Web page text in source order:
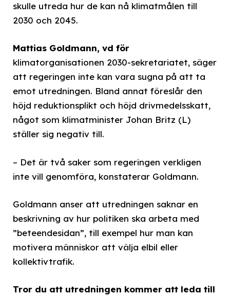
skulle utreda hur de kan nå klimatmålen till
2030 och 2045.
Mattias Goldmann, vd för
klimatorganisationen 2030-sekretariatet, säger
att regeringen inte kan vara sugna på att ta
emot utredningen. Bland annat föreslår den
höjd reduktionsplikt och höjd drivmedelsskatt,
något som klimatminister Johan Britz (L)
ställer sig negativ till.
– Det är två saker som regeringen verkligen
inte vill genomföra, konstaterar Goldmann.
Goldmann anser att utredningen saknar en
beskrivning av hur politiken ska arbeta med
”beteendesidan”, till exempel hur man kan
motivera människor att välja elbil eller
kollektivtrafik.
Tror du att utredningen kommer att leda till